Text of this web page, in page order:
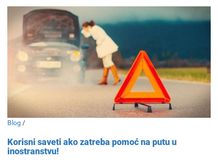
Blog /
Korisni saveti ako zatreba pomoć na putu u
inostranstvu!